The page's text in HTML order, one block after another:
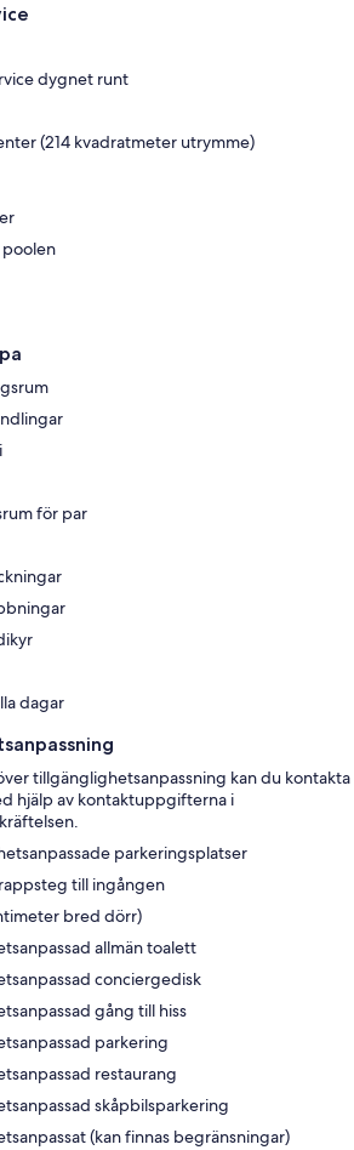
dygnet runt
(214 kvadratmeter utrymme)
poolen
för par
dagar
tillgänglighetsanpassning kan du kontakta
hjälp av kontaktuppgifterna i
parkeringsplatser
till ingången
bred dörr)
allmän toalett
conciergedisk
gång till hiss
parkering
restaurang
skåpbilsparkering
(kan finnas begränsningar)